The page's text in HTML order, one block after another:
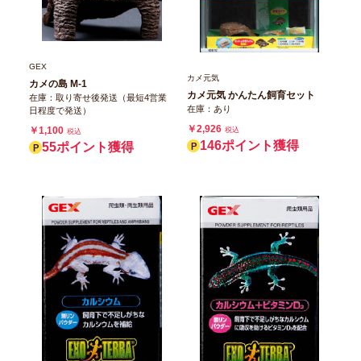
GEX
カメの島 M-1
在庫：取り寄せ後発送（最短4営業
日程度で発送）
￥1,100 税込
55ポイント獲得
カメ元気
カメ元気 かんたん飼育セット
在庫：あり
￥2,926 税込
146ポイント獲得